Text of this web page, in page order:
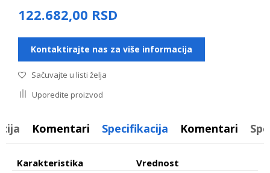
122.682,00 RSD
Kontaktirajte nas za više informacija
Sačuvajte u listi želja
Uporedite proizvod
Komentari Specifikacija Komentari
Karakteristika
Vrednost